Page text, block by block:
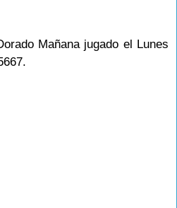
Mañana jugado el Lunes